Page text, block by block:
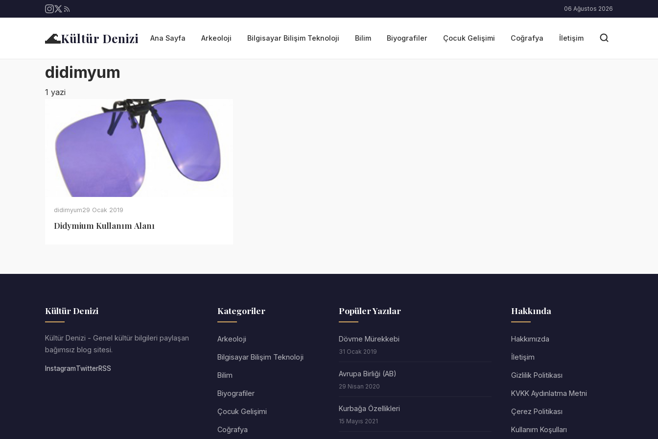
06 Ağustos 2026
🌊Kültür Denizi Ana Sayfa Arkeoloji Bilgisayar Bilişim Teknoloji Bilim Biyografiler Çocuk Gelişimi Coğrafya İletişim
didimyum
1 yazi
didimyum29 Ocak 2019
Didymium Kullanım Alanı
Kültür Denizi
Kültür Denizi - Genel kültür bilgileri paylaşan
bağımsız blog sitesi.
InstagramTwitterRSS
Kategoriler
Arkeoloji
Bilgisayar Bilişim Teknoloji
Bilim
Biyografiler
Çocuk Gelişimi
Coğrafya
Popüler Yazılar
Dövme Mürekkebi
31 Ocak 2019
Avrupa Birliği (AB)
29 Nisan 2020
Kurbağa Özellikleri
15 Mayıs 2021
Hakkında
Hakkımızda
İletişim
Gizlilik Politikası
KVKK Aydınlatma Metni
Çerez Politikası
Kullanım Koşulları